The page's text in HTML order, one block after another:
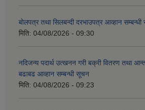
बोलपत्र तथा सिलबन्दी दरभाउपत्र आव्हान सम्बन्धी
मिति: 04/08/2026 - 09:30
नदिजन्य पदार्थ उत्खनन गरी बक्री वितरण तथा
बढाबढ आव्हान सम्बन्धी सूचन
मिति: 04/08/2026 - 09:23